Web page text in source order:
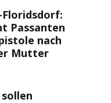
Floridsdorf:
Passanten
nach
Mutter